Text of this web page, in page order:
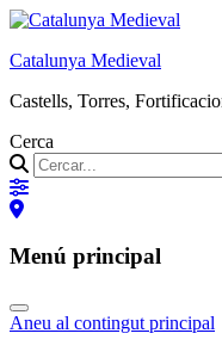
Catalunya Medieval
Castells, Torres,
Cerca
Menú principal
Aneu al contingut principal